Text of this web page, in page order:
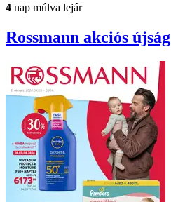
4 nap múlva lejár
Rossmann akciós újság